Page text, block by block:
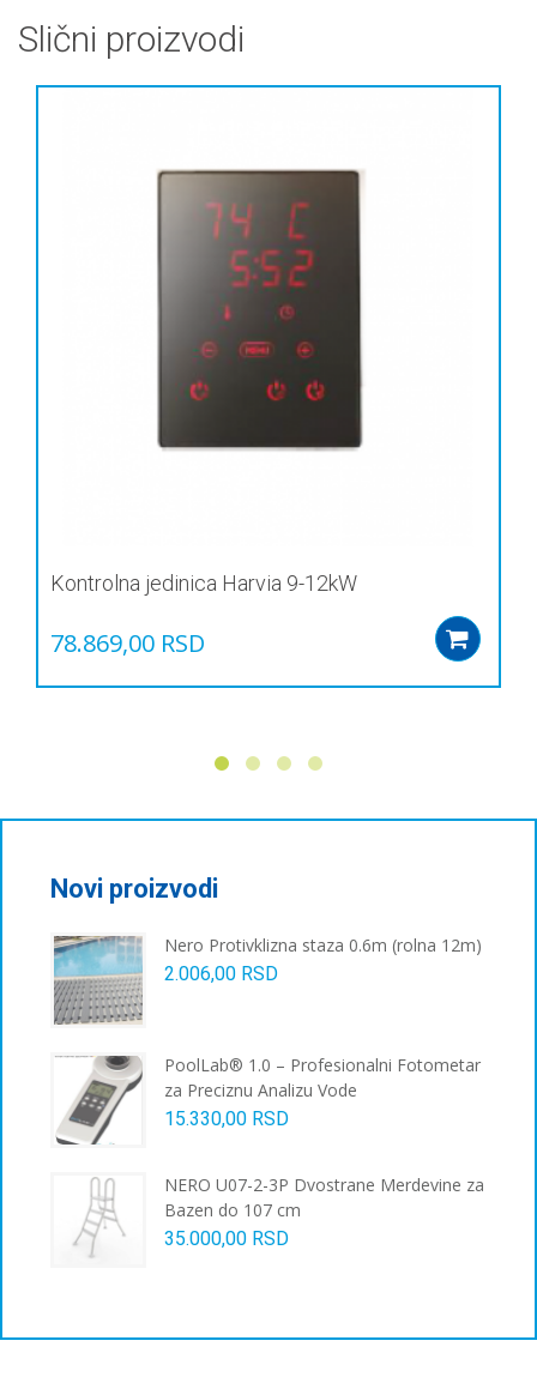
Slični proizvodi
Kontrolna jedinica Harvia 9-12kW
78.869,00 RSD
Novi proizvodi
Nero Protivklizna staza 0.6m (rolna 12m)
2.006,00 RSD
PoolLab® 1.0 – Profesionalni Fotometar
za Preciznu Analizu Vode
15.330,00 RSD
NERO U07-2-3P Dvostrane Merdevine za
Bazen do 107 cm
35.000,00 RSD